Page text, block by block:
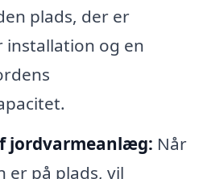
plads, der er
og en
jordvarmeanlæg: Når
på plads, vil